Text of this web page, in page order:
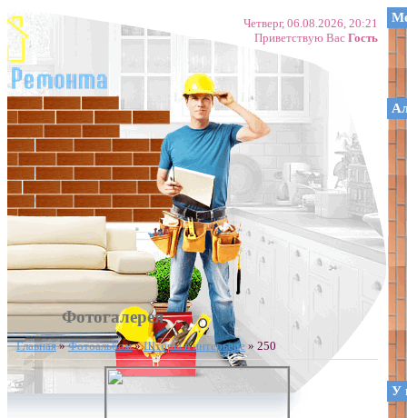
Четверг, 06.08.2026, 20:21
Приветствую Вас Гость
Фотогалерея
Главная»Фотоальбом»Шторы в интерьере » 250
У